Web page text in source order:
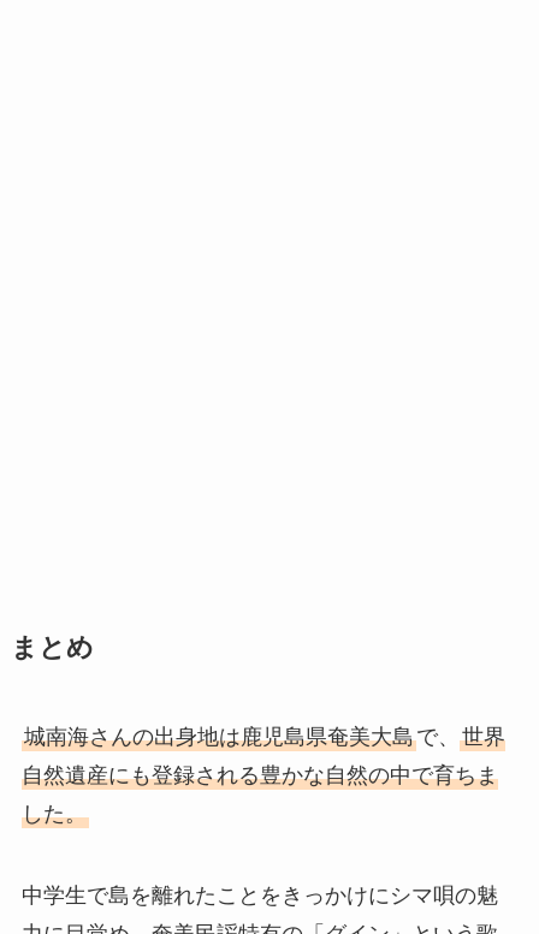
まとめ
城南海さんの出身地は鹿児島県奄美大島で、 世界
自然遺産にも登録される豊かな自然の中で育ちま
した。
中学生で島を離れたことをきっかけにシマ唄の魅